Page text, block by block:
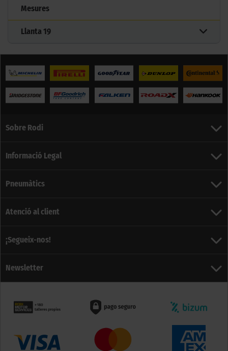
Mesures
Llanta 19
Sobre Rodi
Informació Legal
Pneumàtics
Atenció al client
¡Segueix-nos!
Newsletter